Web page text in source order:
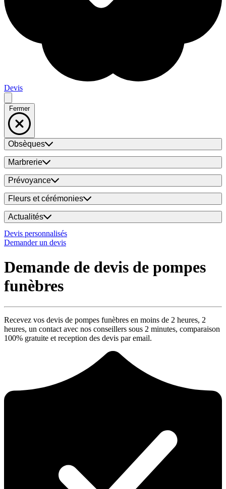
Devis
Fermer
Obsèques
Marbrerie
Prévoyance
Fleurs et cérémonies
Actualités
Devis personnalisés
Demander un devis
Demande de devis de pompes
funèbres
Recevez vos devis de pompes funèbres en moins de 2 heures, 2
heures, un contact avec nos conseillers sous 2 minutes, comparaison
100% gratuite et reception des devis par email.